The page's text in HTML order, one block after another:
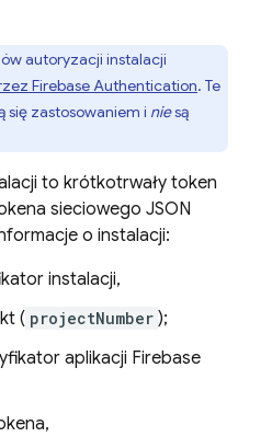
autoryzacji instalacji
Firebase Authentication. Te
się zastosowaniem i niesą
to krótkotrwały token
sieciowego JSON
o instalacji:
instalacji,
( projectNumber );
aplikacji Firebase